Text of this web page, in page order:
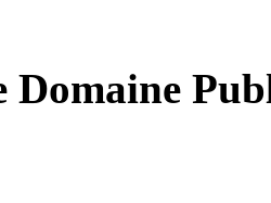
Domaine